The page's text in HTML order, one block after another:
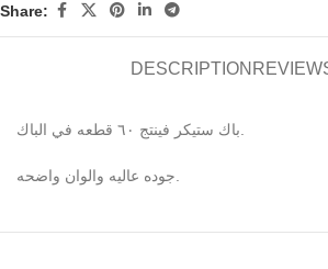
Share:
DESCRIPTION
باك ستيكر فينتج ٦٠ قطعه في الباك.
جوده عاليه والوان واضحه.